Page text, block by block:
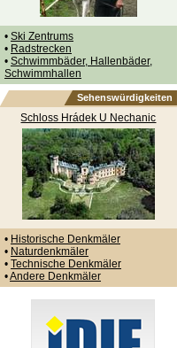
• Ski Zentrums
• Radstrecken
• Schwimmbäder, Hallenbäder,
Schwimmhallen
Sehenswürdigkeiten
Schloss Hrádek U Nechanic
• Historische Denkmäler
• Naturdenkmäler
• Technische Denkmäler
•Andere Denkmäler